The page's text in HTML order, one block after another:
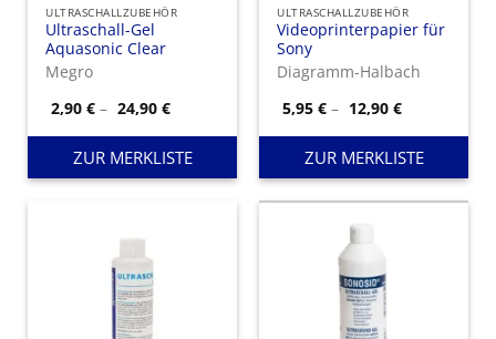
ULTRASCHALLZUBEHÖR
Ultraschall-Gel
Aquasonic Clear
Megro
2,90€ – 24,90€Preisspanne:
2,90 €
bis
24,90 €
ZUR MERKLISTE
ULTRASCHALLZUBEHÖR
Videoprinterpapier für
Sony
Diagramm-Halbach
5,95€ – 12,90€
5,95 €
bis
12,90 €
ZUR MERKLISTE